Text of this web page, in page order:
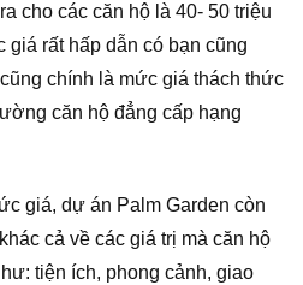
cho các căn hộ là 40- 50 triệu
rất hấp dẫn có bạn cũng
chính là mức giá thách thức
căn hộ đẳng cấp hạng
giá, dự án Palm Garden còn
cả về các giá trị mà căn hộ
tiện ích, phong cảnh, giao